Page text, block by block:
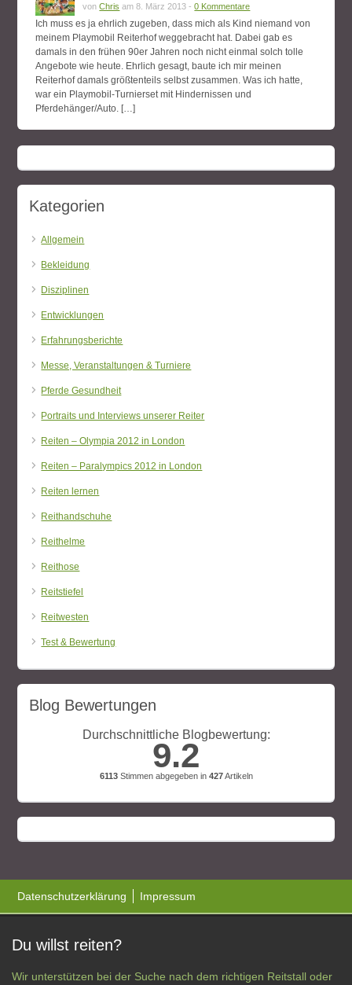
vonChris am 8. März 2013 -0 Kommentare
Ich muss es ja ehrlich zugeben, dass mich als Kind niemand von
meinem Playmobil Reiterhof weggebracht hat. Dabei gab es
damals in den frühen 90er Jahren noch nicht einmal solch tolle
Angebote wie heute. Ehrlich gesagt, baute ich mir meinen
Reiterhof damals größtenteils selbst zusammen. Was ich hatte,
war ein Playmobil-Turnierset mit Hindernissen und
Pferdehänger/Auto. […]
Kategorien
Allgemein
Bekleidung
Disziplinen
Entwicklungen
Erfahrungsberichte
Messe, Veranstaltungen & Turniere
Pferde Gesundheit
Portraits und Interviews unserer Reiter
Reiten – Olympia 2012 in London
Reiten – Paralympics 2012 in London
Reiten lernen
Reithandschuhe
Reithelme
Reithose
Reitstiefel
Reitwesten
Test & Bewertung
Blog Bewertungen
Durchschnittliche Blogbewertung:
9.2
6113Stimmen abgegeben in 427Artikeln
Datenschutzerklärung Impressum
Du willst reiten?
Wir unterstützen bei der Suche nach dem richtigen Reitstall oder